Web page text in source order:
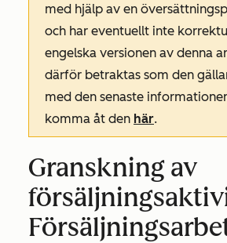
med hjälp av en
och har eventuellt inte
engelska versionen av denna
därför betraktas som den
med den senaste
komma åt den här.
Granskning av